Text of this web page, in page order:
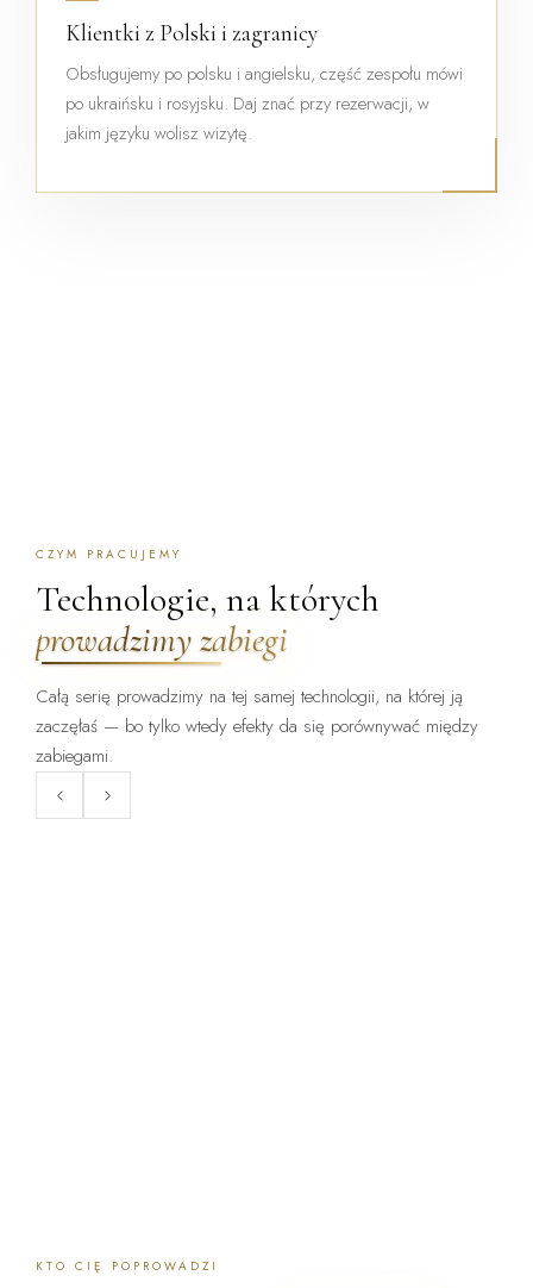
Klientki z Polski i zagranicy
Obsługujemy po polsku i angielsku, część zespołu mówi
po ukraińsku i rosyjsku. Daj znać przy rezerwacji, w
jakim języku wolisz wizytę.
CZYM PRACUJEMY
Technologie, na których
prowadzimy zabiegi
Całą serię prowadzimy na tej samej technologii, na której ją
zaczęłaś — bo tylko wtedy efekty da się porównywać między
zabiegami.
ZABIEG DOSTĘPNY:
WARSZAWA · KRAKÓW
ClearLift
Laser frakcyjny bez okresu
ZABIEG DOSTĘPNY:
KTO CIĘ POPROWADZI